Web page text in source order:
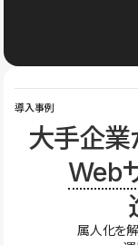
導入事例
大手企業
Web
属人化を